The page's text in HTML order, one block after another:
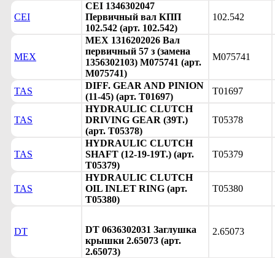
CEI
CEI 1346302047
Первичный вал КПП
102.542 (арт. 102.542)
102.542
MEX
MEX 1316202026 Вал
первичный 57 з (замена
1356302103) M075741 (арт.
M075741)
M075741
TAS
DIFF. GEAR AND PINION
(11-45) (арт. T01697)
T01697
TAS
HYDRAULIC CLUTCH
DRIVING GEAR (39T.)
(арт. T05378)
T05378
TAS
HYDRAULIC CLUTCH
SHAFT (12-19-19T.) (арт.
T05379)
T05379
TAS
HYDRAULIC CLUTCH
OIL INLET RING (арт.
T05380)
T05380
DT
DT 0636302031 Заглушка
крышки 2.65073 (арт.
2.65073)
2.65073